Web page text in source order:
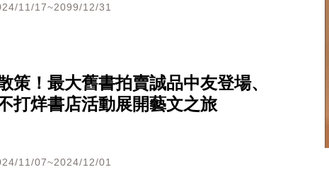
11/17~2099/12/31
策！最大舊書拍賣誠品中友登場、
打烊書店活動展開藝文之旅
11/07~2024/12/01